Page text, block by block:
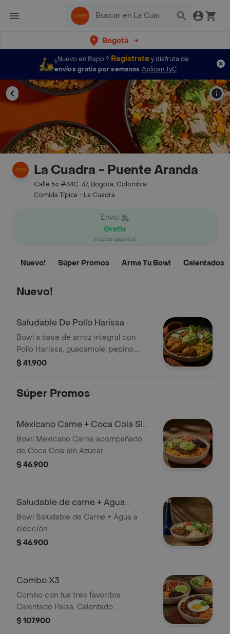
Bogotá
¿Nuevo en Rappi? Regístratey disfruta de
envíos gratis por semanas Aplican TyC
La Cuadra - Puente Aranda
Calle 5c #34C-37, Bogota, Colombia
Comida Típica - La Cuadra
Envío
Gratis
(nuevos usuarios)
Nuevo! Súper Promos Arma Tu Bowl Calentados
Nuevo!
Saludable De Pollo Harissa
Bowl a base de arroz integral con
Pollo Harissa, guacamole, pepino,
tomate y Lechuga.
$ 41.900
Súper Promos
Mexicano Carne + Coca Cola Sin
Azúcar
Bowl Mexicano Carne acompañado
de Coca Cola sin Azúcar.
$ 46.900
Saludable de carne + Agua
Manantial
Bowl Saludable de Carne + Agua a
elección.
$ 46.900
Combo X3
Combo con tus tres favoritos
Calentado Paisa, Calentado
Santarrosano y Ligero Carne.
$ 107.900